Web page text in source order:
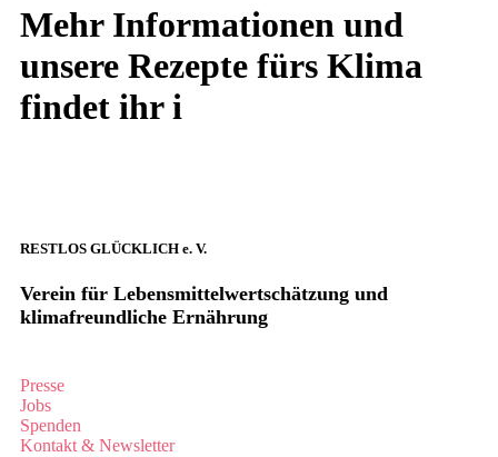
Mehr Informationen und
unsere Rezepte fürs Klima
findet ihr i
RESTLOS GLÜCKLICH e. V.
Verein für Lebensmittelwertschätzung und
klimafreundliche Ernährung
Presse
Jobs
Spenden
Kontakt & Newsletter